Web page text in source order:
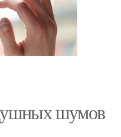
шумов